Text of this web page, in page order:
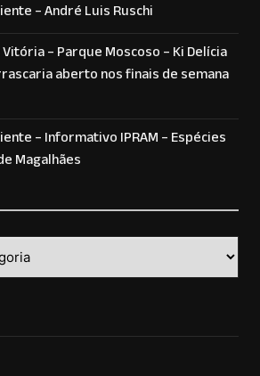
– André Luis Ruschi
– Parque Moscoso – Ki Delícia
aberto nos finais de semana
– Informativo IPRAM – Espécies
Magalhães